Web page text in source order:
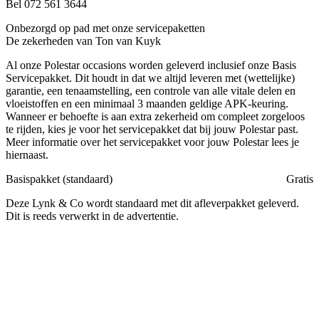
Bel 072 561 3644
Onbezorgd op pad met onze servicepaketten
De zekerheden van Ton van Kuyk
Al onze Polestar occasions worden geleverd inclusief onze Basis
Servicepakket. Dit houdt in dat we altijd leveren met (wettelijke)
garantie, een tenaamstelling, een controle van alle vitale delen en
vloeistoffen en een minimaal 3 maanden geldige APK-keuring.
Wanneer er behoefte is aan extra zekerheid om compleet zorgeloos
te rijden, kies je voor het servicepakket dat bij jouw Polestar past.
Meer informatie over het servicepakket voor jouw Polestar lees je
hiernaast.
Basispakket (standaard)
Gratis
Deze Lynk & Co wordt standaard met dit afleverpakket geleverd.
Dit is reeds verwerkt in de advertentie.